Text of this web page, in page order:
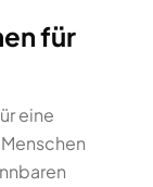
für
eine